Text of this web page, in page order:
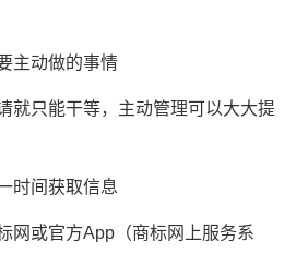
动做的事情
只能干等，主动管理可以大大提
间获取信息
或官方App（商标网上服务系